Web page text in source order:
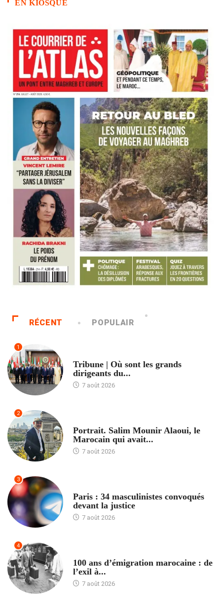
EN KIOSQUE
RÉCENT POPULAIR
1
Tribune | Où sont les grands
dirigeants du...
7 août 2026
2
Portrait. Salim Mounir Alaoui, le
Marocain qui avait...
7 août 2026
3
Paris : 34 masculinistes convoqués
devant la justice
7 août 2026
4
100 ans d’émigration marocaine : de
l’exil à...
7 août 2026